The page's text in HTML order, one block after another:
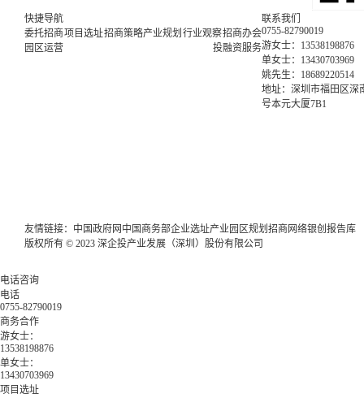
快捷导航
委托招商项目选址招商策略产业规划 行业观察招商办会
园区运营
投融资服务
联系我们
0755-82790019
游女士：13538198876
单女士：13430703969
姚先生：18689220514
地址：深圳市福田区深
号本元大厦7B1
友情链接： 中国政府网 中国商务部企业选址产业园区规划 招商网络银创报告库
版权所有 © 2023 深企投产业发展（深圳）股份有限公司
电话咨询
电话
0755-82790019
商务合作
游女士：
13538198876
单女士：
13430703969
项目选址